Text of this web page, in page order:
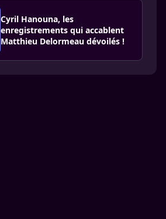
Cyril Hanouna, les
enregistrements qui accablent
Matthieu Delormeau dévoilés !